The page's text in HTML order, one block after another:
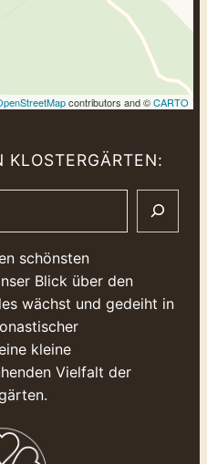
contributors and ©CARTO
KLOSTERGÄRTEN:
schönsten
Blick über den
wächst und gedeiht in
kleine
Vielfalt der